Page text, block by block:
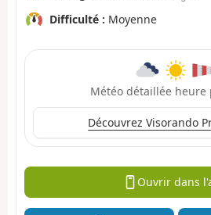
Difficulté : Moyenne
Météo détaillée heure
Découvrez Visorando
Ouvrir dans